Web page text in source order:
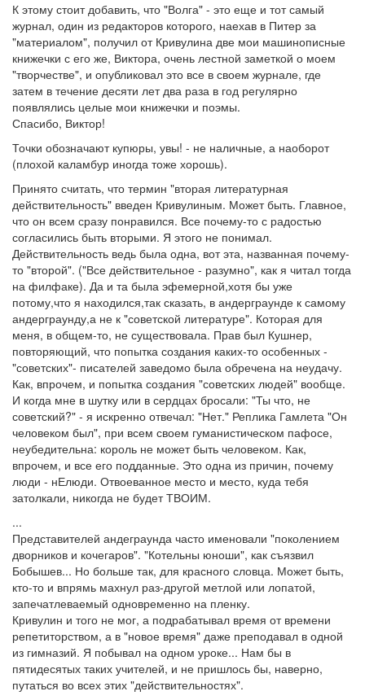
К этому стоит добавить, что "Волга" - это еще и тот самый
журнал, один из редакторов которого, наехав в Питер за
"материалом", получил от Кривулина две мои машинописные
книжечки с его же, Виктора, очень лестной заметкой о моем
"творчестве", и опубликовал это все в своем журнале, где
затем в течение десяти лет два раза в год регулярно
появлялись целые мои книжечки и поэмы.
Спасибо, Виктор!
Точки обозначают купюры, увы! - не наличные, а наоборот
(плохой каламбур иногда тоже хорошь).
Принято считать, что термин "вторая литературная
действительность" введен Кривулиным. Может быть. Главное,
что он всем сразу понравился. Все почему-то с радостью
согласились быть вторыми. Я этого не понимал.
Действительность ведь была одна, вот эта, названная почему-
то "второй". ("Все действительное - разумно", как я читал тогда
на филфаке). Да и та была эфемерной,хотя бы уже
потому,что я находился,так сказать, в андерграунде к самому
андерграунду,а не к "советской литературе". Которая для
меня, в общем-то, не существовала. Прав был Кушнер,
повторяющий, что попытка создания каких-то особенных -
"советских"- писателей заведомо была обречена на неудачу.
Как, впрочем, и попытка создания "советских людей" вообще.
И когда мне в шутку или в сердцах бросали: "Ты что, не
советский?" - я искренно отвечал: "Нет." Реплика Гамлета "Он
человеком был", при всем своем гуманистическом пафосе,
неубедительна: король не может быть человеком. Как,
впрочем, и все его подданные. Это одна из причин, почему
люди - нЕлюди. Отвоеванное место и место, куда тебя
затолкали, никогда не будет ТВОИМ.
...
Представителей андеграунда часто именовали "поколением
дворников и кочегаров". "Котельны юноши", как съязвил
Бобышев... Но больше так, для красного словца. Может быть,
кто-то и впрямь махнул раз-другой метлой или лопатой,
запечатлеваемый одновременно на пленку.
Кривулин и того не мог, а подрабатывал время от времени
репетиторством, а в "новое время" даже преподавал в одной
из гимназий. Я побывал на одном уроке... Нам бы в
пятидесятых таких учителей, и не пришлось бы, наверно,
путаться во всех этих "действительностях".